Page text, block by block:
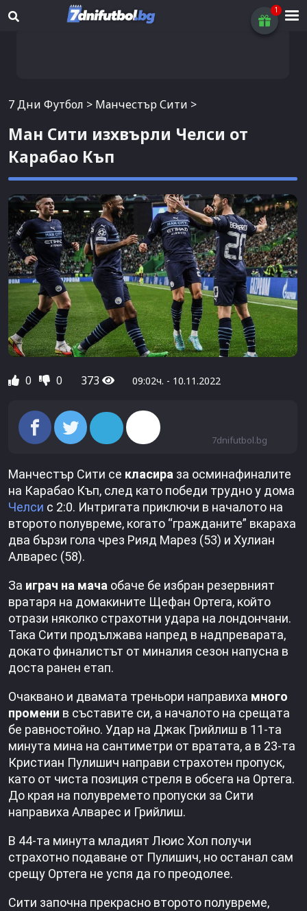
7 Дни Футбол > Манчестър Сити >
Ман Сити изхвърли Челси от
Карабао Къп
0 0 373 09:02ч. - 10.11.2022
7dnifutbol.bg
Манчестър Сити се класира за осминафиналите
на Карабао Къп, след като победи трудно у дома
Челси с 2:0. Интригата приключи в началото на
второто полувреме, когато “гражданите” вкараха
два бързи гола чрез Рияд Марез (53) и Хулиан
Алварес (58).
За играч на мача обаче бе избран резервният
вратаря на домакините Щефан Ортега, който
отрази няколко страхотни удара на лондончани.
Така Сити продължава напред в надпреварата,
докато финалистът от миналия сезон напусна в
доста ранен етап.
Очаквано и двамата треньори направиха много
промени в съставите си, а началото на срещата
бе равностойно. Удар на Джак Грийлиш в 11-та
минута мина на сантиметри от вратата, а в 23-та
Кристиан Пулишич направи страхотен пропуск,
като от чиста позиция стреля в обсега на Ортега.
До края на полувремето пропуски за Сити
направиха Алварес и Грийлиш.
В 44-та минута младият Люис Хол получи
страхотно подаване от Пулишич, но останал сам
срещу Ортега не успя да го преодолее.
Сити започна прекрасно второто полувреме,